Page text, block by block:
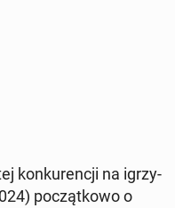
kon­ku­ren­cji na igrzy­
po­cząt­ko­wo o